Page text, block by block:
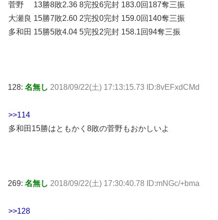
菅野 13勝8敗2.36 8完投6完封 183.0回187奪三振
大瀬良 15勝7敗2.60 2完投0完封 159.0回140奪三振
多和田 15勝5敗4.04 5完投2完封 158.1回94奪三振
128: 名無し 2018/09/22(土) 17:13:15.73 ID:8vEFxdCMd
>>114
多和田15勝はともかく8敗の菅野もおかしいよ
269: 名無し 2018/09/22(土) 17:30:40.78 ID:mNGc/+bma
>>128